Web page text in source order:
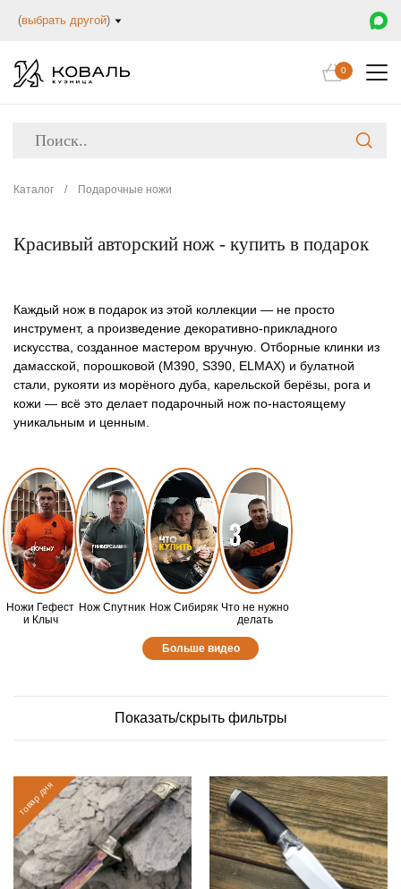
(выбрать другой)
0
Каталог / Подарочные ножи
Красивый авторский нож - купить в подарок
Каждый нож в подарок из этой коллекции — не просто
инструмент, а произведение декоративно-прикладного
искусства, созданное мастером вручную. Отборные клинки из
дамасской, порошковой (M390, S390, ELMAX) и булатной
стали, рукояти из морёного дуба, карельской берёзы, рога и
кожи — всё это делает подарочный нож по-настоящему
уникальным и ценным.
Ножи Гефест
и Клыч
Нож Спутник Нож Сибиряк Что не нужно
делать
Больше видео
Показать/скрыть фильтры
товар дня